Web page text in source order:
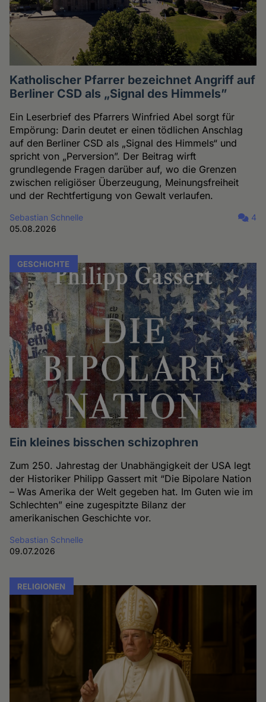
Katholischer Pfarrer bezeichnet Angriff auf
Berliner CSD als „Signal des Himmels”
Ein Leserbrief des Pfarrers Winfried Abel sorgt für
Empörung: Darin deutet er einen tödlichen Anschlag
auf den Berliner CSD als „Signal des Himmels“ und
spricht von „Perversion”. Der Beitrag wirft
grundlegende Fragen darüber auf, wo die Grenzen
zwischen religiöser Überzeugung, Meinungsfreiheit
und der Rechtfertigung von Gewalt verlaufen.
Sebastian Schnelle
05.08.2026
4
GESCHICHTE
Ein kleines bisschen schizophren
Zum 250. Jahrestag der Unabhängigkeit der USA legt
der Historiker Philipp Gassert mit “Die Bipolare Nation
– Was Amerika der Welt gegeben hat. Im Guten wie im
Schlechten” eine zugespitzte Bilanz der
amerikanischen Geschichte vor.
Sebastian Schnelle
09.07.2026
RELIGIONEN